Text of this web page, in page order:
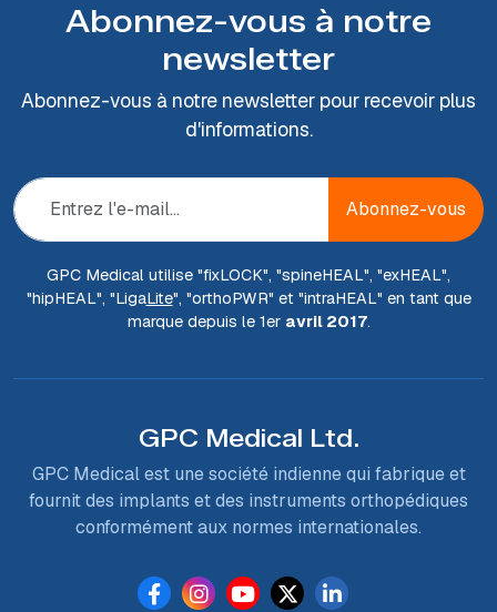
Abonnez-vous à notre
newsletter
Abonnez-vous à notre newsletter pour recevoir plus
d'informations.
Abonnez-vous
GPC Medical utilise "fixLOCK", "spineHEAL", "exHEAL",
"hipHEAL", "LigaLite", "orthoPWR" et "intraHEAL" en tant que
marque depuis le 1er avril 2017.
GPC Medical Ltd.
GPC Medical est une société indienne qui fabrique et
fournit des implants et des instruments orthopédiques
conformément aux normes internationales.